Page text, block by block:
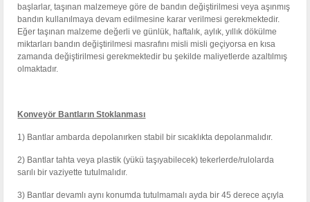
başlarlar, taşınan malzemeye göre de bandın değiştirilmesi veya aşınmış
bandın kullanılmaya devam edilmesine karar verilmesi gerekmektedir.
Eğer taşınan malzeme değerli ve günlük, haftalık, aylık, yıllık dökülme
miktarları bandın değiştirilmesi masrafını misli misli geçiyorsa en kısa
zamanda değiştirilmesi gerekmektedir bu şekilde maliyetlerde azaltılmış
olmaktadır.
Konveyör Bantların Stoklanması
1) Bantlar ambarda depolanırken stabil bir sıcaklıkta depolanmalıdır.
2) Bantlar tahta veya plastik (yükü taşıyabilecek) tekerlerde/rulolarda
sarılı bir vaziyette tutulmalıdır.
3) Bantlar devamlı aynı konumda tutulmamalı ayda bir 45 derece açıyla